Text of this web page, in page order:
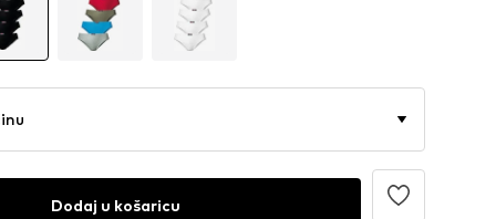
Dodaj u košaricu